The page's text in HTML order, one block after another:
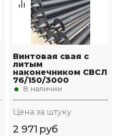
Винтовая свая с
литым
наконечником СВСЛ
76/150/3000
В наличии
Цена за штуку
2 971 руб